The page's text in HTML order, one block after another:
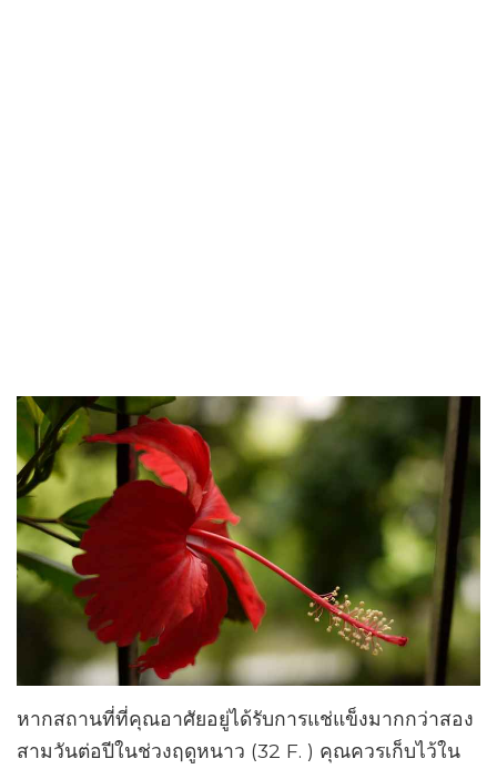
หากสถานที่ที่คุณอาศัยอยู่ได้รับการแช่แข็งมากกว่าสอง
สามวันต่อปีในช่วงฤดูหนาว (32 F. ) คุณควรเก็บไว้ใน